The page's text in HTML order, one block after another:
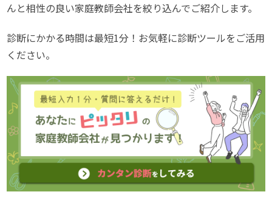
んと相性の良い家庭教師会社を絞り込んでご紹介します。
診断にかかる時間は最短1分！お気軽に診断ツールをご活用
ください。